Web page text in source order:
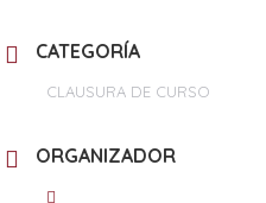
CATEGORÍA
CLAUSURA DE CURSO
ORGANIZADOR